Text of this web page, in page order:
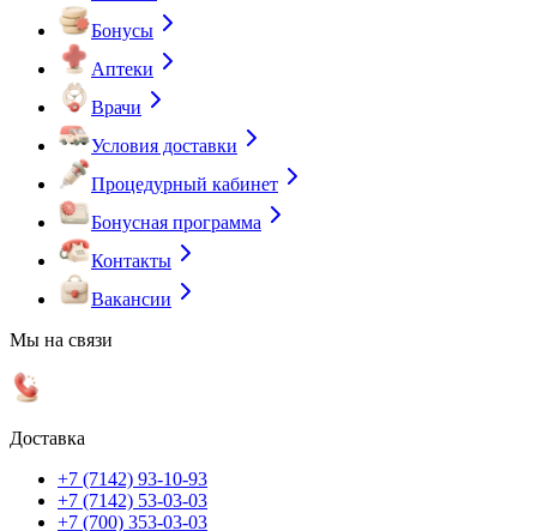
Бонусы
Аптеки
Врачи
Условия доставки
Процедурный кабинет
Бонусная программа
Контакты
Вакансии
Мы на связи
Доставка
+7 (7142) 93-10-93
+7 (7142) 53-03-03
+7 (700) 353-03-03